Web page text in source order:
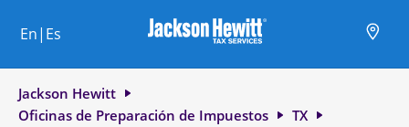
En|Es
Jackson Hewitt
Oficinas de Preparación de Impuestos
TX